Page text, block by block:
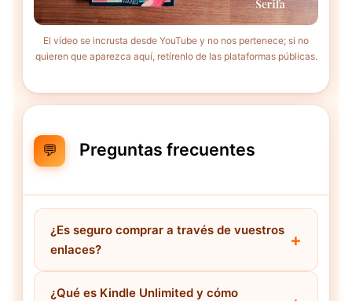
El vídeo se incrusta desde YouTube y no nos pertenece; si no
quieren que aparezca aquí, retírenlo de las plataformas públicas.
💬 Preguntas frecuentes
¿Es seguro comprar a través de vuestros
enlaces?
¿Qué es Kindle Unlimited y cómo